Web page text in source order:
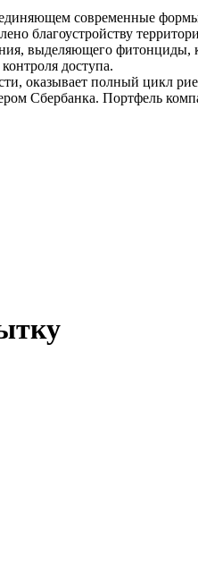
современные
благоустройству
выделяющего фитонциды,
доступа.
оказывает полный цикл
Сбербанка. Портфель